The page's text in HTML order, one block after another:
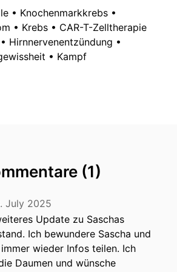
• Knochenmarkkrebs •
• Krebs • CAR-T-Zelltherapie
Hirnnervenentzündung •
• Kampf
(1)
July 2025
Update zu Saschas
Ich bewundere Sascha und
wieder Infos teilen. Ich
Daumen und wünsche